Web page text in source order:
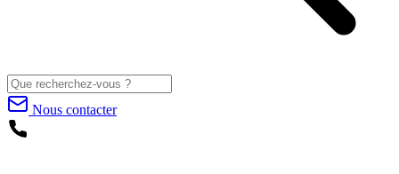
Nous contacter